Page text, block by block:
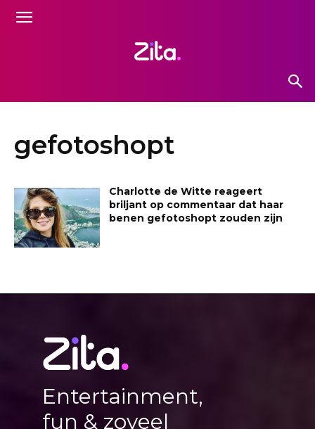
gefotoshopt
Charlotte de Witte reageert
briljant op commentaar dat haar
benen gefotoshopt zouden zijn
Entertainment,
fun & zoveel